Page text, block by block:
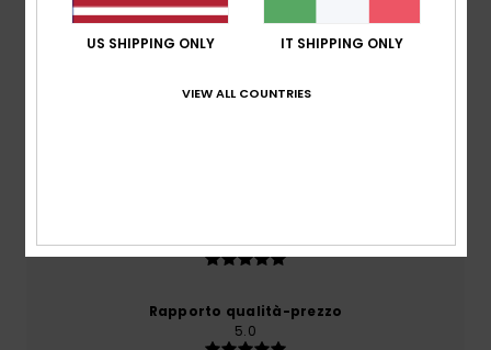
Punteggio medio
5.0
5.0
Rapporto qualità-prezzo
5.0
US SHIPPING ONLY IT SHIPPING ONLY
VIEW ALL COUNTRIES